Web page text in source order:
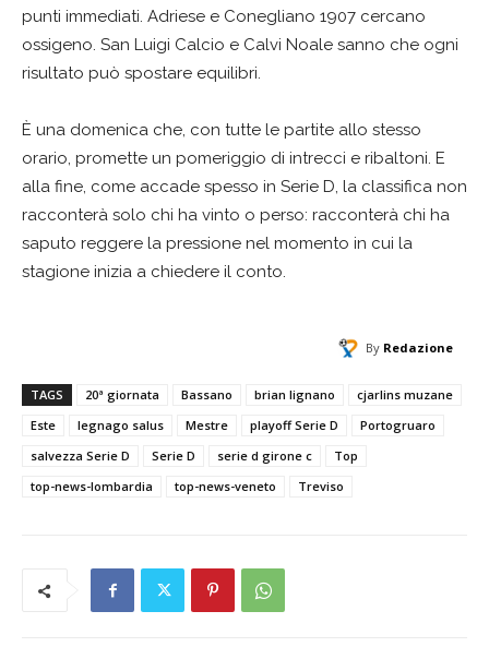
punti immediati. Adriese e Conegliano 1907 cercano
ossigeno. San Luigi Calcio e Calvi Noale sanno che ogni
risultato può spostare equilibri.
È una domenica che, con tutte le partite allo stesso
orario, promette un pomeriggio di intrecci e ribaltoni. E
alla fine, come accade spesso in Serie D, la classifica non
racconterà solo chi ha vinto o perso: racconterà chi ha
saputo reggere la pressione nel momento in cui la
stagione inizia a chiedere il conto.
By Redazione
TAGS 20ª giornata Bassano brian lignano
cjarlins muzane
Este
legnago salus Mestre playoff Serie D
Portogruaro
salvezza Serie D
Serie D serie d girone c
Top
top-news-lombardia
top-news-veneto Treviso